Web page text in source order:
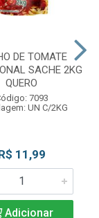
DE TOMATE
SACHE 2KG
QUERO
7093
UN C/2KG
11,99
Adicionar